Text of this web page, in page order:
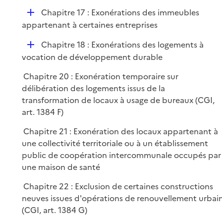
i
D
é
i
r
Chapitre 17 : Exonérations des immeubles
appartenant à certaines entreprises
D
é
l
i
e
r
Chapitre 18 : Exonérations des logements à
vocation de développement durable
Chapitre 20 : Exonération temporaire sur
délibération des logements issus de la
transformation de locaux à usage de bureaux (CGI,
art. 1384 F)
Chapitre 21 : Exonération des locaux appartenant à
une collectivité territoriale ou à un établissement
public de coopération intercommunale occupés par
une maison de santé
Chapitre 22 : Exclusion de certaines constructions
neuves issues d'opérations de renouvellement
(CGI, art. 1384 G)